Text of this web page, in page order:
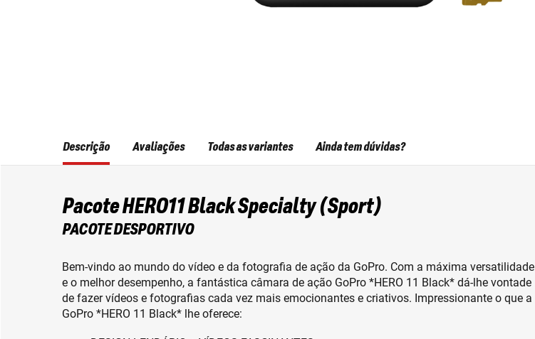
Descrição
Pacote HERO11 Black Specialty (Sport)
PACOTE DESPORTIVO
Bem-vindo ao mundo do vídeo e da fotografia de ação da GoPro. Com a máxima versatilidade
e o melhor desempenho, a fantástica câmara de ação GoPro *HERO 11 Black* dá-lhe vontade
de fazer vídeos e fotografias cada vez mais emocionantes e criativos. Impressionante o que a
GoPro *HERO 11 Black* lhe oferece:
Avaliações Todas as variantes Ainda tem dúvidas?